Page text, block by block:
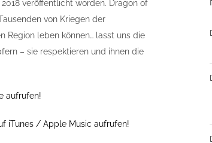
veröffentlicht worden. Dragon of
von Kriegen der
Region leben können… lasst uns die
– sie respektieren und ihnen die
aufrufen!
iTunes / Apple Music aufrufen!